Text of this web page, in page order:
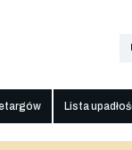
Lista